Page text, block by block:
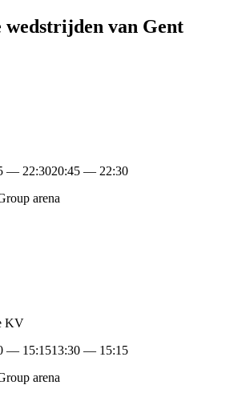
wedstrijden van Gent
— 22:3020:45 — 22:30
arena
KV
— 15:1513:30 — 15:15
arena